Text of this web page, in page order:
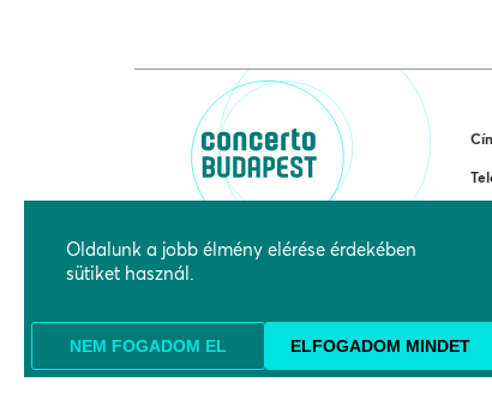
Oldalunk a jobb élmény elérése érdekében
sütiket használ.
NEM FOGADOM EL ELFOGADOM MINDET